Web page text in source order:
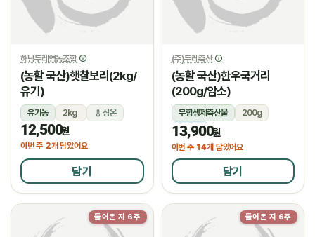
해남두레영농조합
(농할 국산)햇찰보리(2kg/
유기)
유기농 2kg 상온
12,500원
이번 주 2개 담았어요
담기
(주)두레축산
(농할 국산)한우국거리
(200g/암소)
무항생제축산물
200g
냉장
13,900원
이번 주 14개 담았어요
담기
들어온 지 6주 들어온 지 6주